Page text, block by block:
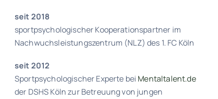
seit 2018
sportpsychologischer Kooperationspartner im
Nachwuchsleistungszentrum (NLZ) des 1. FC Köln
seit 2012
Sportpsychologischer Experte bei Mentaltalent.de
der DSHS Köln zur Betreuung von jungen